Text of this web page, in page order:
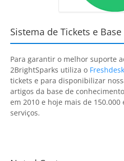
Sistema de Tickets e
Para garantir o melhor suporte
2BrightSparks utiliza o Freshdesk
tickets e para disponibilizar
artigos da base de
em 2010 e hoje mais de
serviços.